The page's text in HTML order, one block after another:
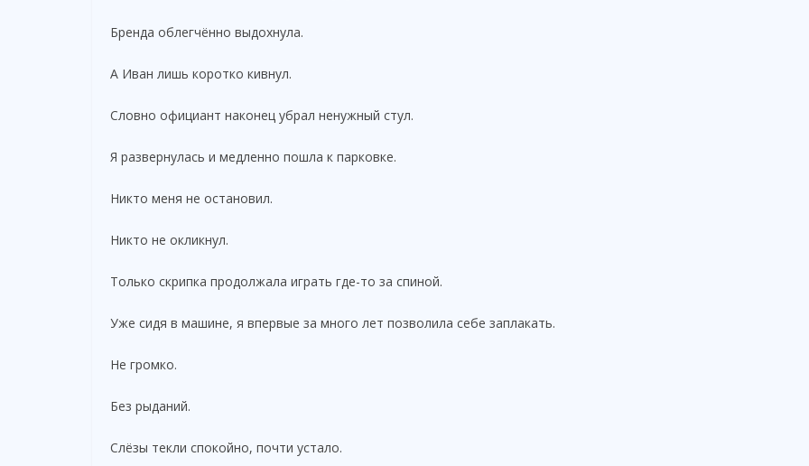
Бренда облегчённо выдохнула.
А Иван лишь коротко кивнул.
Словно официант наконец убрал ненужный стул.
Я развернулась и медленно пошла к парковке.
Никто меня не остановил.
Никто не окликнул.
Только скрипка продолжала играть где-то за спиной.
Уже сидя в машине, я впервые за много лет позволила себе заплакать.
Не громко.
Без рыданий.
Слёзы текли спокойно, почти устало.